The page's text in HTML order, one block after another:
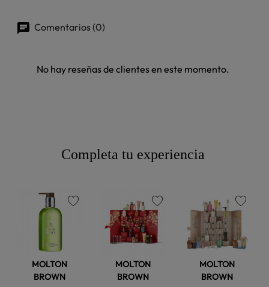
Comentarios (0)
No hay reseñas de clientes en este momento.
Completa tu experiencia
MOLTON
BROWN
MOLTON
BROWN
favorite
MOLTON
BROWN
favorite